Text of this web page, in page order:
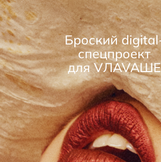
Броский digital-
спецпроект
для VЛAVAШE
МАКСИМАЛЬНЫЙ ОХВАТ ДЛЯ ПРОДАЖИ ФРАНШИЗЫ
КЛИЕНТ VLAVASHE